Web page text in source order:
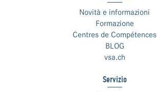
Novità e informazioni
Formazione
Centres de Compétences
BLOG
vsa.ch
Servizio